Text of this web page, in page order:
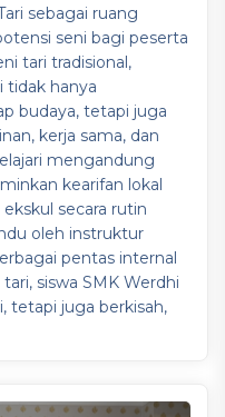
sebagai ruang
seni bagi peserta
tari tradisional,
tidak hanya
budaya, tetapi juga
kerja sama, dan
mengandung
kearifan lokal
secara rutin
oleh instruktur
pentas internal
siswa SMK Werdhi
tetapi juga berkisah,